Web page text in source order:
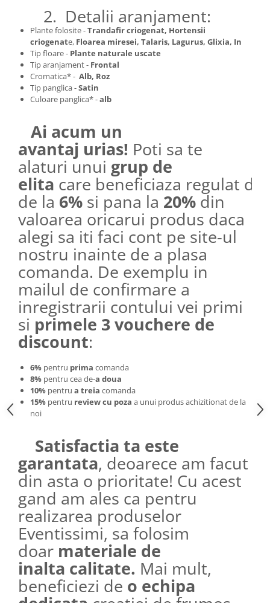
2. Detalii aranjament:
Plante folosite -Trandafir criogenat, Hortensii
criogenate, Floarea miresei, Talaris, Lagurus, Glixia, In
Tip floare - Plante naturale uscate
Tip aranjament - Frontal
Cromatica* - Alb, Roz
Tip panglica -Satin
Culoare panglica* -alb
Ai acum un
avantaj urias! Poti sa te
alaturi unui grup de
elita care beneficiaza regulat de
de la 6% si pana la 20% din
valoarea oricarui produs daca
alegi sa iti faci cont pe site-ul
nostru inainte de a plasa
comanda. De exemplu in
mailul de confirmare a
inregistrarii contului vei primi
si primele 3 vouchere de
discount:
6% pentru prima comanda
8% pentru cea de-a doua
10% pentru a treia comanda
15% pentru review cu poza a unui produs achizitionat de la
noi
Satisfactia ta este
garantata, deoarece am facut
din asta o prioritate! Cu acest
gand am ales ca pentru
realizarea produselor
Eventissimi, sa folosim
doar materiale de
inalta calitate. Mai mult,
beneficiezi de o echipa